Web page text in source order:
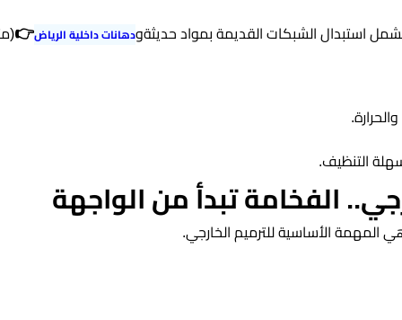
استبدال الشبكات القديمة بمواد حديثةودهانات داخلية الرياض👉
التنظيف.
الفخامة تبدأ من الواجهة
المهمة الأساسية للترميم الخارجي.